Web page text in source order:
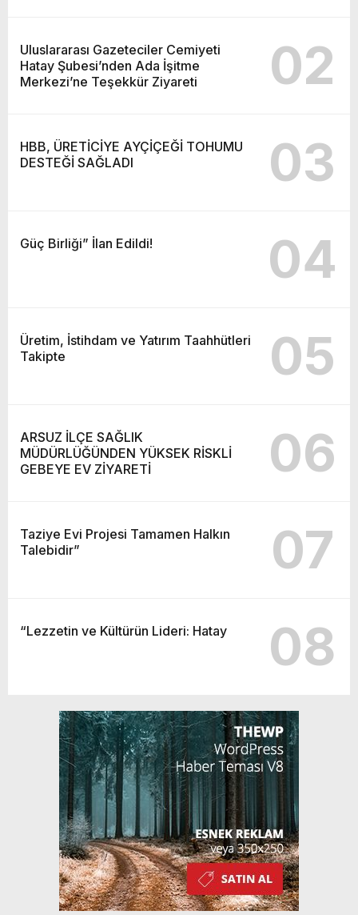
Uluslararası Gazeteciler Cemiyeti
Hatay Şubesi’nden Ada İşitme
Merkezi’ne Teşekkür Ziyareti
02
HBB, ÜRETİCİYE AYÇİÇEĞİ TOHUMU
DESTEĞİ SAĞLADI
03
Güç Birliği” İlan Edildi! 04
Üretim, İstihdam ve Yatırım Taahhütleri
Takipte
05
ARSUZ İLÇE SAĞLIK
MÜDÜRLÜĞÜNDEN YÜKSEK RİSKLİ
GEBEYE EV ZİYARETİ
06
Taziye Evi Projesi Tamamen Halkın
Talebidir”
07
“Lezzetin ve Kültürün Lideri: Hatay 08